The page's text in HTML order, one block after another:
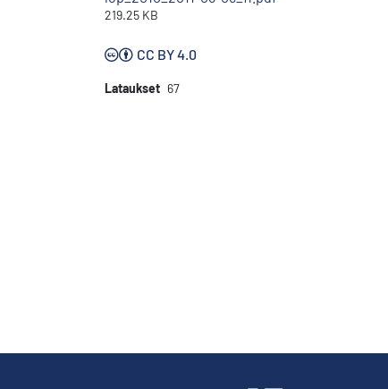
219.25 KB
CC BY 4.0
Lataukset 67